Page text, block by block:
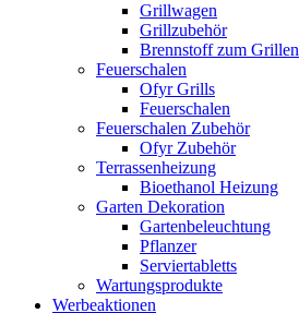
Grillwagen
Grillzubehör
Brennstoff zum Grillen
Feuerschalen
Ofyr Grills
Feuerschalen
Feuerschalen Zubehör
Ofyr Zubehör
Terrassenheizung
Bioethanol Heizung
Garten Dekoration
Gartenbeleuchtung
Pflanzer
Serviertabletts
Wartungsprodukte
Werbeaktionen